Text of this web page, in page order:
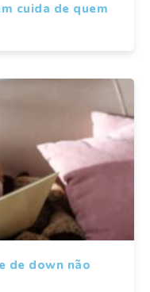
cuida de quem
de down não